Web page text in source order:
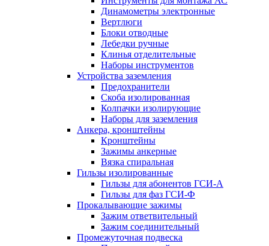
Динамометры электронные
Вертлюги
Блоки отводные
Лебедки ручные
Клинья отделительные
Наборы инструментов
Устройства заземления
Предохранители
Скоба изолированная
Колпачки изолирующие
Наборы для заземления
Анкера, кронштейны
Кронштейны
Зажимы анкерные
Вязка спиральная
Гильзы изолированные
Гильзы для абонентов ГСИ-А
Гильзы для фаз ГСИ-Ф
Прокалывающие зажимы
Зажим ответвительный
Зажим соединительный
Промежуточная подвеска